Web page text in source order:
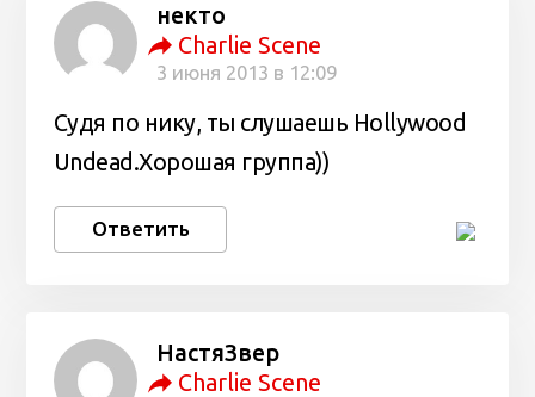
некто
Charlie Scene
3 июня 2013 в 12:09
Судя по нику, ты слушаешь Hollywood
Undead.Хорошая группа))
Ответить
НастяЗвер
Charlie Scene